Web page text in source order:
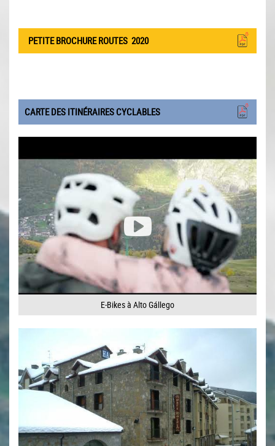
PETITE BROCHURE ROUTES 2020
CARTE DES ITINÉRAIRES CYCLABLES
E-Bikes à Alto Gállego